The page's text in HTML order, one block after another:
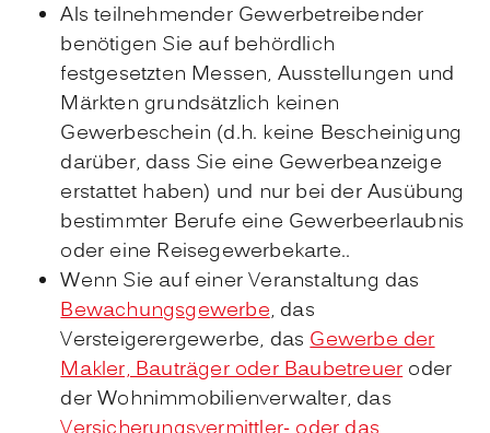
Als teilnehmender Gewerbetreibender
benötigen Sie auf behördlich
festgesetzten Messen, Ausstellungen und
Märkten grundsätzlich keinen
Gewerbeschein (d.h. keine Bescheinigung
darüber, dass Sie eine Gewerbeanzeige
erstattet haben) und nur bei der Ausübung
bestimmter Berufe eine Gewerbeerlaubnis
oder eine Reisegewerbekarte..
Wenn Sie auf einer Veranstaltung das
Bewachungsgewerbe, das
Versteigerergewerbe, dasGewerbe der
Makler, Bauträger oder Baubetreueroder
der Wohnimmobilienverwalter, das